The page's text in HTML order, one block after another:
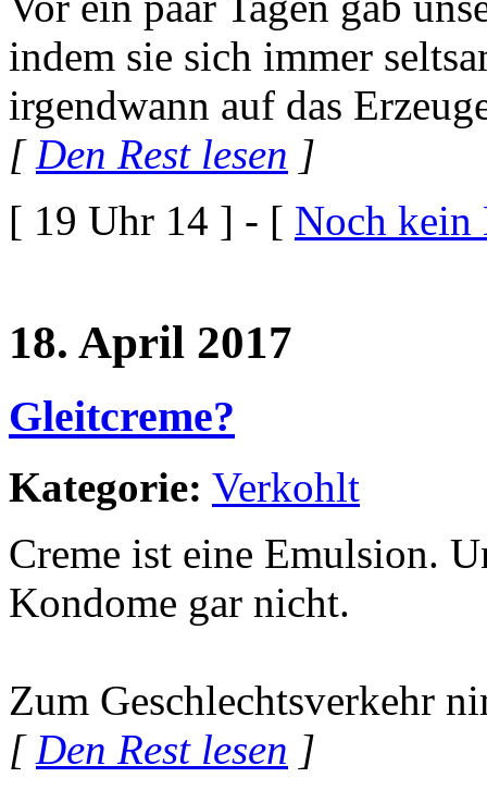
indem sie sich immer
irgendwann auf das
[Den Rest lesen ]
[ 19 Uhr 14 ] - [ Noch kein
18. April 2017
Gleitcreme?
Kategorie: Verkohlt
Creme ist eine Emulsion.
Kondome gar nicht.
Zum Geschlechtsverkehr
[Den Rest lesen ]